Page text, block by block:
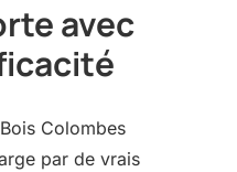
avec
Colombes
par de vrais